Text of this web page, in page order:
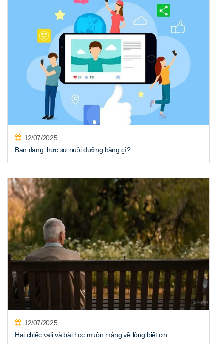
12/07/2025
Bạn đang thực sự nuôi dưỡng bằng gì?
12/07/2025
Hai chiếc vali và bài học muộn màng về lòng biết ơn